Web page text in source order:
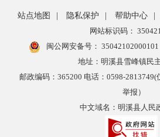
站点地图 隐私保护 帮助中心
网站标识码：
闽公网安备号： 35042102000101
地址：明溪县雪峰镇民
邮政编码：365200 电话：0598-
举报）
中文域名：明溪县人民